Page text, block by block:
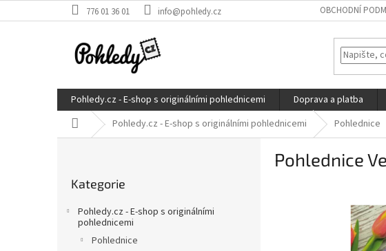
na
776 01 36 01 info@pohledy.cz OBCHODNÍ
Pohledy.cz - E-shop s originálními pohlednicemi Doprava a platba
Domů Pohledy.cz - E-shop s originálními pohlednicemi Pohlednice
kategorie
Kategorie
Pohledy.cz - E-shop s originálními
pohlednicemi
Pohlednice
Pohlednice